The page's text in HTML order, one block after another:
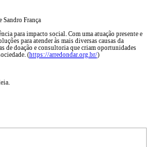
França
para impacto social. Com uma atuação presente e
para atender às mais diversas causas da
de doação e consultoria que criam oportunidades
(https://arredondar.org.br/)